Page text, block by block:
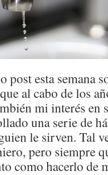
esta semana
al cabo de los
mi interés en
una serie de
le sirven. Tal
pero siempre
como hacerlo de